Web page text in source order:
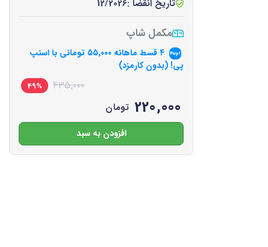
تاریخ انقضا :12/2026
مکمل شاپ
۵۵٬۰۰۰ تومانی با اسنپ
پی! (بدون کارمزد)
435,000
49%
220,000 تومان
افزودن به سبد